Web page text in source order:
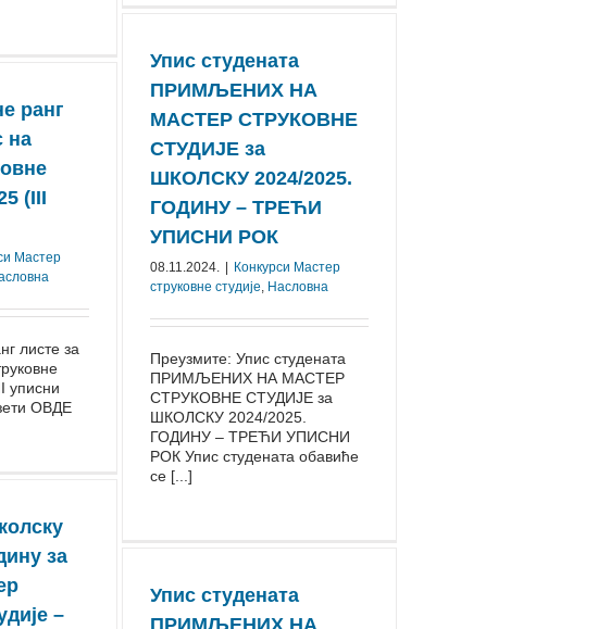
Упис студената
ПРИМЉЕНИХ НА
МАСТЕР СТРУКОВНЕ
СТУДИЈЕ за
ШКОЛСКУ 2024/2025.
ГОДИНУ – ТРЕЋИ
УПИСНИ РОК
08.11.2024.
Конкурси Mастер
струковне студије, Насловна
Преузмите: Упис студената
ПРИМЉЕНИХ НА МАСТЕР
СТРУКОВНЕ СТУДИЈЕ за
ШКОЛСКУ 2024/2025.
ГОДИНУ – ТРЕЋИ УПИСНИ
РОК Упис студената обавиће
се [...]
ранг
на
(III
Mастер
листе за
уписни
ОВДЕ
за
–
Упис студената
ПРИМЉЕНИХ НА